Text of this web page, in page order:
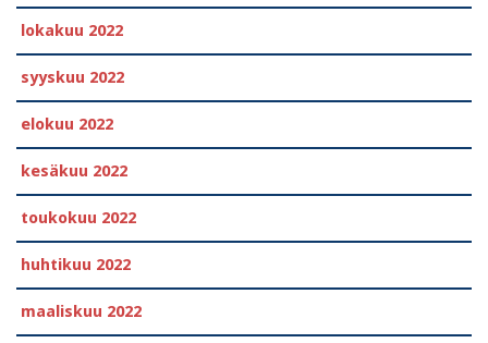
lokakuu 2022
syyskuu 2022
elokuu 2022
kesäkuu 2022
toukokuu 2022
huhtikuu 2022
maaliskuu 2022